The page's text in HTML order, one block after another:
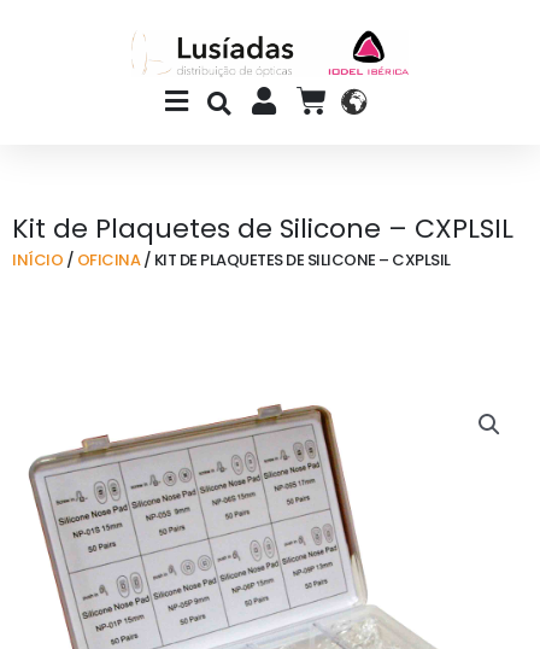
Main
Menu
CART
Kit de Plaquetes de Silicone – CXPLSIL
INÍCIO / OFICINA/ KIT DE PLAQUETES DE SILICONE – CXPLSIL